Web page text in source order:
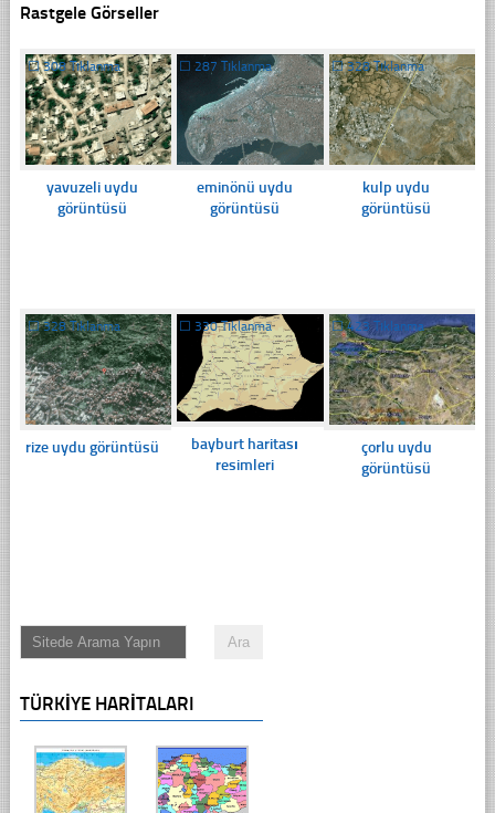
Rastgele Görseller
☐308 Tıklanma
yavuzeli uydu
görüntüsü
☐287 Tıklanma
eminönü uydu
görüntüsü
☐328 Tıklanma
kulp uydu
görüntüsü
☐328 Tıklanma
rize uydu görüntüsü
☐330 Tıklanma
bayburt haritası
resimleri
☐423 Tıklanma
çorlu uydu
görüntüsü
TÜRKIYE HARITALARI